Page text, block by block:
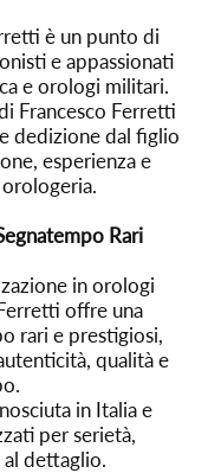
è un punto di
e appassionati
e orologi militari.
Francesco Ferretti
dedizione dal figlio
esperienza e
orologeria.
Rari
in orologi
offre una
rari e prestigiosi,
qualità e
in Italia e
per serietà,
dettaglio.